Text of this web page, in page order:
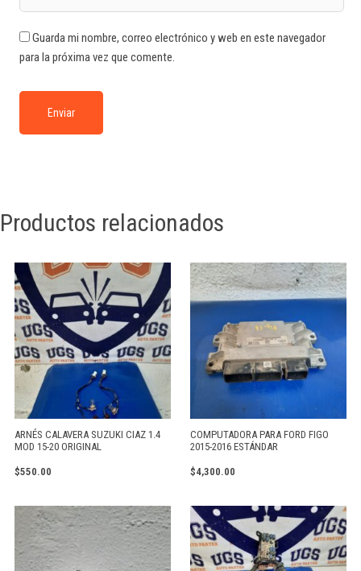
Guarda mi nombre, correo electrónico y web en este navegador
para la próxima vez que comente.
Productos relacionados
ARNÉS CALAVERA SUZUKI CIAZ 1.4
MOD 15-20 ORIGINAL
$550.00
COMPUTADORA PARA FORD FIGO
2015-2016 ESTÁNDAR
$4,300.00